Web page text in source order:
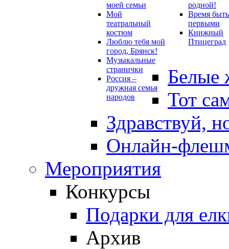
моей семьи
Мой
театральный
костюм
Люблю тебя мой
город, Брянск!
Музыкальные
странички
Россия –
дружная семья
народов
родной!
Время быть
первыми
Книжный
Птицеград
Белые
Тот
Здравствуй,
Онлайн-
Мероприятия
Конкурсы
Подарки для
Архив